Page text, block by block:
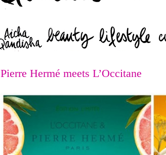
Pierre Hermé meets L’Occitane